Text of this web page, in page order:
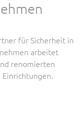
für Sicherheit in
arbeitet
renomierten